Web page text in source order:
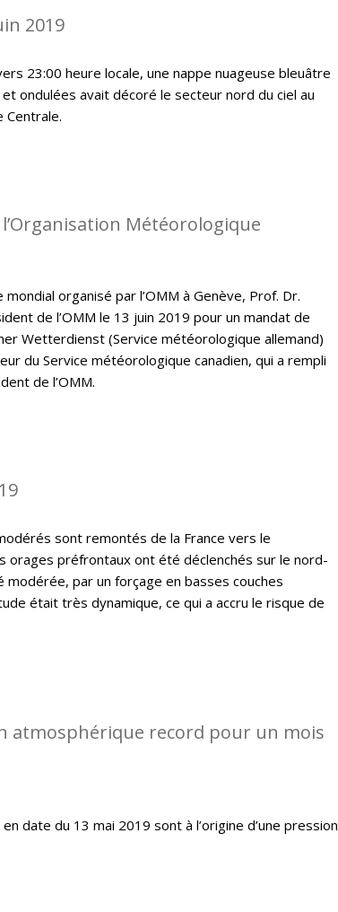
2019
23:00 heure locale, une nappe nuageuse bleuâtre
ondulées avait décoré le secteur nord du ciel au
Centrale.
Météorologique
organisé par l’OMM à Genève, Prof. Dr.
de l’OMM le 13 juin 2019 pour un mandat de
Wetterdienst (Service météorologique allemand)
du Service météorologique canadien, qui a rempli
de l’OMM.
sont remontés de la France vers le
orages préfrontaux ont été déclenchés sur le nord-
modérée, par un forçage en basses couches
était très dynamique, ce qui a accru le risque de
atmosphérique record pour un mois
date du 13 mai 2019 sont à l’origine d’une pression